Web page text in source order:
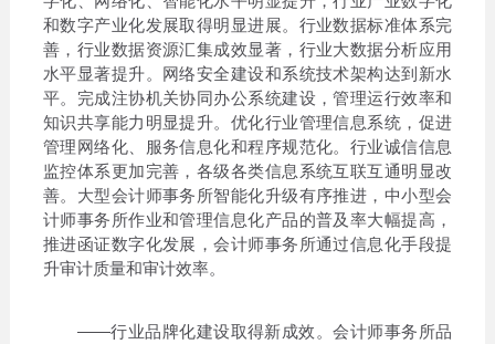
和数字产业化发展取得明显进展。行业数据标准体系完
善，行业数据资源汇集成效显著，行业大数据分析应用
水平显著提升。网络安全建设和系统技术架构达到新水
平。完成注协机关协同办公系统建设，管理运行效率和
知识共享能力明显提升。优化行业管理信息系统，促进
管理网络化、服务信息化和程序规范化。行业诚信信息
监控体系更加完善，各级各类信息系统互联互通明显改
善。大型会计师事务所智能化升级有序推进，中小型会
计师事务所作业和管理信息化产品的普及率大幅提高，
推进函证数字化发展，会计师事务所通过信息化手段提
升审计质量和审计效率。
——行业品牌化建设取得新成效。会计师事务所品